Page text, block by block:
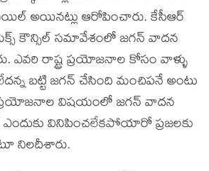
అయినట్లు ఆరోపించారు. కేసీఆర్
కౌన్సిల్ సమావేశంలో జగన్ వాదన
ఎవరి రాష్ట్ర ప్రయోజనాల కోసం వాళ్ళు
లేదన్న బట్టి జగన్ చేసింది మంచిపనే అంటు
ప్రయోజనాల విషయంలో జగన్ వాదన
ఎందుకు వినిపించలేకపోయారో ప్రజలకు
నిలదీశారు.